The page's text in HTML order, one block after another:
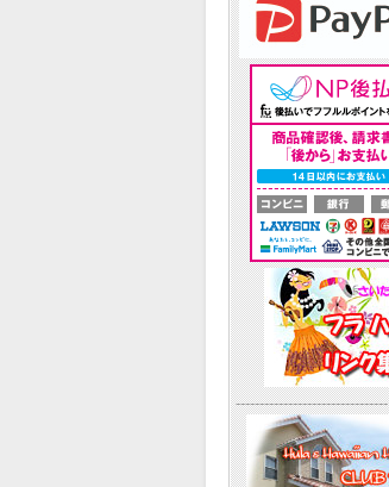
--------------------------------